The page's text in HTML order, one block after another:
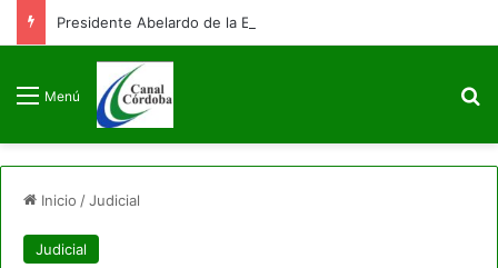
Menú
Inicio /Judicial
Judicial